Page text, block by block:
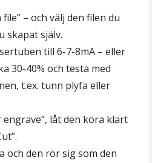
– och välj den filen du
skapat själv.
till 6-7-8mA – eller
30-40% och testa med
t.ex. tunn plyfa eller
engrave”, låt den köra klart
och den rör sig som den